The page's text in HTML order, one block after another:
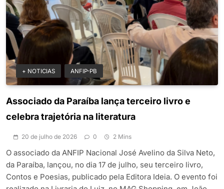
+ NOTICIAS ANFIP-PB
Associado da Paraíba lança terceiro livro e
celebra trajetória na literatura
20 de julho de 2026 0 2 Mins
O associado da ANFIP Nacional José Avelino da Silva Neto,
da Paraíba, lançou, no dia 17 de julho, seu terceiro livro,
Contos e Poesias, publicado pela Editora Ideia. O evento foi